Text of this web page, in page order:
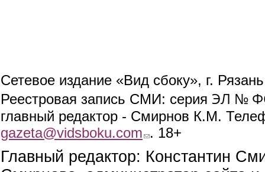
Сетевое издание «Вид сбоку», г.
Реестровая запись СМИ: серия ЭЛ №
главный редактор - Смирнов К.М.
gazeta@vidsboku.com (link sends e-mail)
. 18+
Главный редактор: Константин